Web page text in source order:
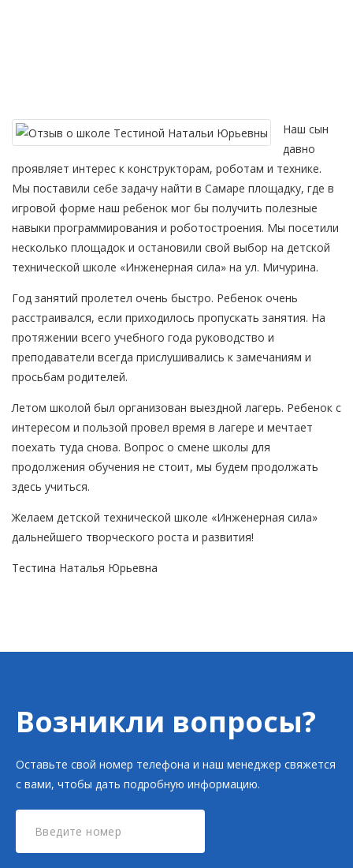
Наш сын
давно
проявляет интерес к конструкторам, роботам и технике.
Мы поставили себе задачу найти в Самаре площадку, где в
игровой форме наш ребенок мог бы получить полезные
навыки программирования и роботостроения. Мы посетили
несколько площадок и остановили свой выбор на детской
технической школе «Инженерная сила» на ул. Мичурина.
Год занятий пролетел очень быстро. Ребенок очень
расстраивался, если приходилось пропускать занятия. На
протяжении всего учебного года руководство и
преподаватели всегда прислушивались к замечаниям и
просьбам родителей.
Летом школой был организован выездной лагерь. Ребенок с
интересом и пользой провел время в лагере и мечтает
поехать туда снова. Вопрос о смене школы для
продолжения обучения не стоит, мы будем продолжать
здесь учиться.
Желаем детской технической школе «Инженерная сила»
дальнейшего творческого роста и развития!
Тестина Наталья Юрьевна
Возникли вопросы?
Оставьте свой номер телефона и наш менеджер свяжется
с вами, чтобы дать подробную информацию.